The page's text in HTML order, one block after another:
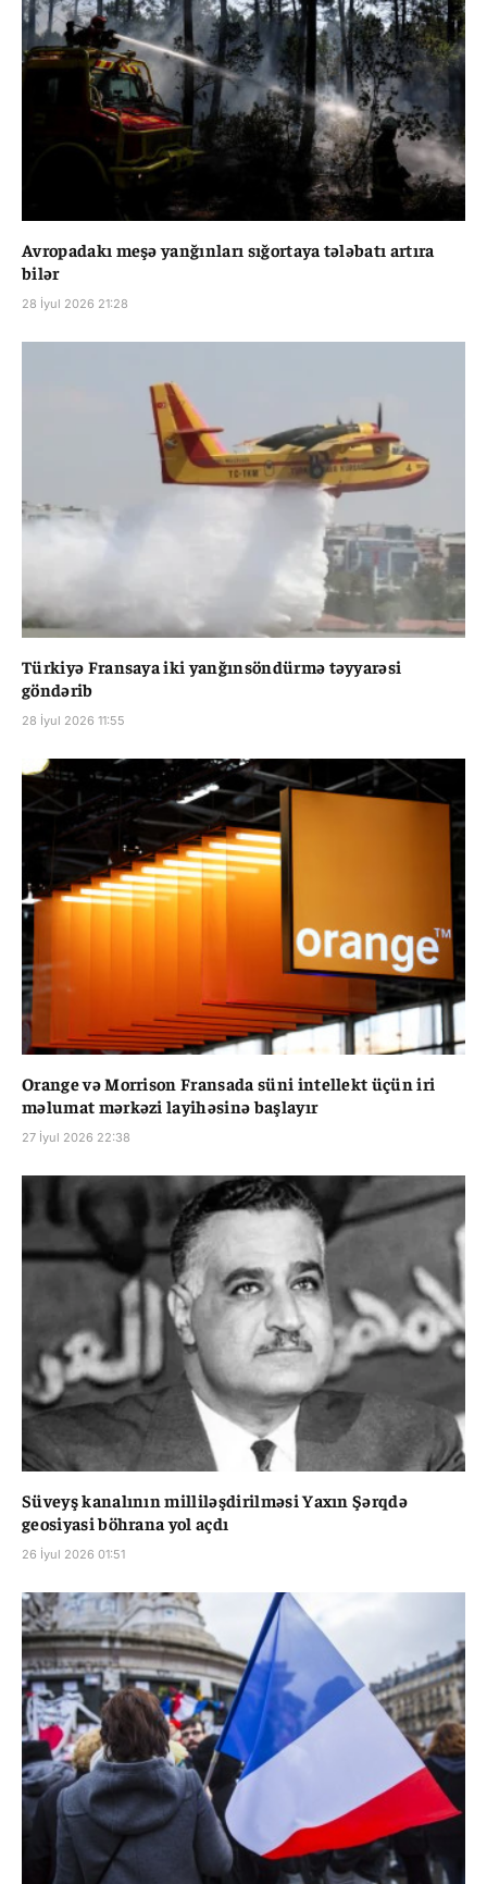
Avropadakı meşə yanğınları sığortaya tələbatı artıra
bilər
28 İyul 2026 21:28
Türkiyə Fransaya iki yanğınsöndürmə təyyarəsi
göndərib
28 İyul 2026 11:55
Orange və Morrison Fransada süni intellekt üçün iri
məlumat mərkəzi layihəsinə başlayır
27 İyul 2026 22:38
Süveyş kanalının milliləşdirilməsi Yaxın Şərqdə
geosiyasi böhrana yol açdı
26 İyul 2026 01:51